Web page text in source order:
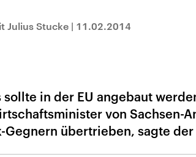
Julius Stucke | 11.02.2014
in der EU angebaut
von Sachsen-
übertrieben, sagte